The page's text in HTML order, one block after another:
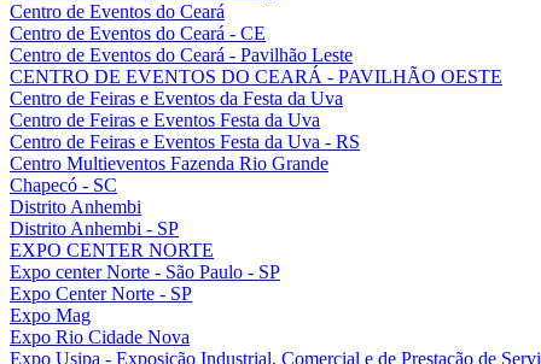
Centro de Eventos do Ceará
Centro de Eventos do Ceará - CE
Centro de Eventos do Ceará - Pavilhão Leste
CENTRO DE EVENTOS DO CEARÁ - PAVILHÃO OESTE
Centro de Feiras e Eventos da Festa da Uva
Centro de Feiras e Eventos Festa da Uva
Centro de Feiras e Eventos Festa da Uva - RS
Centro Multieventos Fazenda Rio Grande
Chapecó - SC
Distrito Anhembi
Distrito Anhembi - SP
EXPO CENTER NORTE
Expo center Norte - São Paulo - SP
Expo Center Norte - SP
Expo Mag
Expo Rio Cidade Nova
Expo Usipa - Exposição Industrial, Comercial e de Prestação de